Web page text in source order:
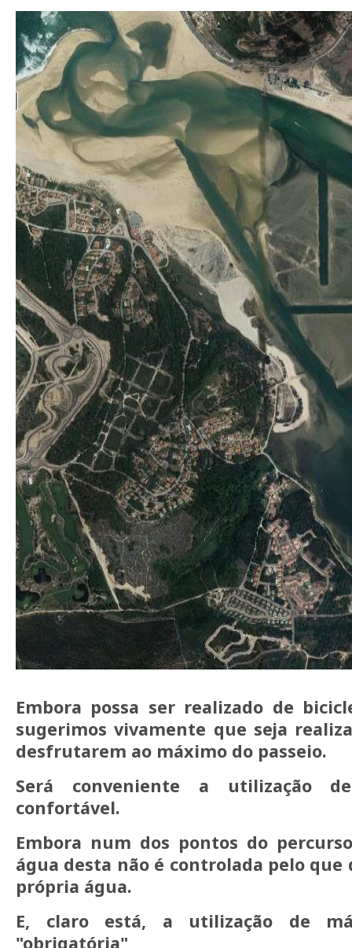
Embora possa ser realizado de
sugerimos vivamente que seja
desfrutarem ao máximo do passeio.
Será conveniente a utilização
confortável.
Embora num dos pontos do
água desta não é controlada pelo que
própria água.
E, claro está, a utilização de
"obrigatória"